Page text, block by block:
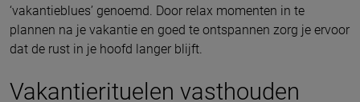
‘vakantieblues’ genoemd. Door relax momenten in te
plannen na je vakantie en goed te ontspannen zorg je ervoor
dat de rust in je hoofd langer blijft.
Vakantierituelen vasthouden